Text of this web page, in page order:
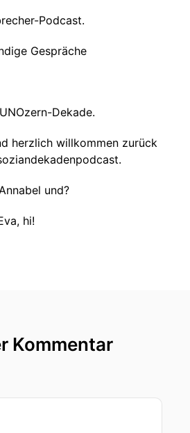
Podcast.
Gespräche
Dekade.
herzlich willkommen zurück
und?
hi!
Licht ist.
Gericht vorbei.
Kommentar